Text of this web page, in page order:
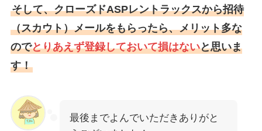
そして、クローズドASPレントラックスから招待
（スカウト）メールをもらったら、メリット多な
のでとりあえず登録しておいて損はないと思いま
す！
最後までよんでいただきありがと